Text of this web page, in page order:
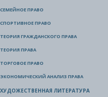
СЕМЕЙНОЕ ПРАВО
СПОРТИВНОЕ ПРАВО
ТЕОРИЯ ГРАЖДАНСКОГО ПРАВА
ТЕОРИЯ ПРАВА
ТОРГОВОЕ ПРАВО
ЭКОНОМИЧЕСКИЙ АНАЛИЗ ПРАВА
ХУДОЖЕСТВЕННАЯ ЛИТЕРАТУРА